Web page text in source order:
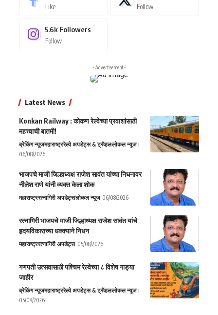
Like Follow
5.6k Followers
Follow
- Advertisement -
Latest News
Konkan Railway : कोकण रेल्वेच्या प्रवाशांसाठी
महत्त्वाची बातमी!
ब्रेकिंग न्यूजमहाराष्ट्ररेल्वे अपडेट्स & ट्रॅव्हललोकल न्यूज
06/08/2026
भाजपचे माजी जिल्हाध्यक्ष राजेश सावंत यांच्या निधनावर
नीलेश राणे यांनी व्यक्त केला शोक
महाराष्ट्ररत्नागिरी अपडेट्सलोकल न्यूज 06/08/2026
रत्नागिरी भाजपचे माजी जिल्हाध्यक्ष राजेश सावंत यांचे
हृदयविकाराच्या धक्क्याने निधन
महाराष्ट्ररत्नागिरी अपडेट्स 05/08/2026
गणपती उत्सवासाठी पश्चिम रेल्वेच्या ८ विशेष गाड्या
जाहीर
ब्रेकिंग न्यूजमहाराष्ट्ररेल्वे अपडेट्स & ट्रॅव्हललोकल न्यूज
05/08/2026